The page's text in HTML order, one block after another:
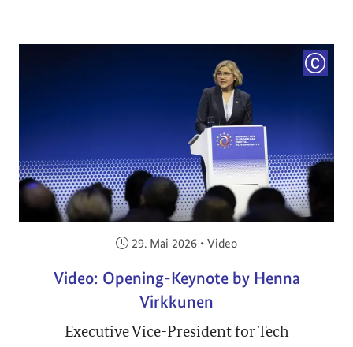
Veröffentlicht am:
29. Mai 2026 • Video
Video: Opening-Keynote by Henna
Virkkunen
Executive Vice-President for Tech